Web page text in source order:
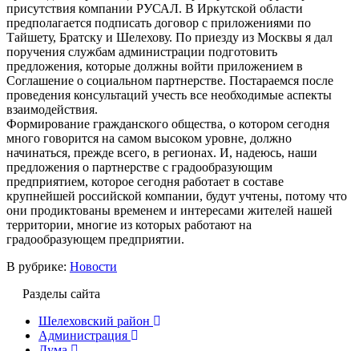
присутствия компании РУСАЛ. В Иркутской области
предполагается подписать договор с приложениями по
Тайшету, Братску и Шелехову. По приезду из Москвы я дал
поручения службам администрации подготовить
предложения, которые должны войти приложением в
Соглашение о социальном партнерстве. Постараемся после
проведения консультаций учесть все необходимые аспекты
взаимодействия.
Формирование гражданского общества, о котором сегодня
много говорится на самом высоком уровне, должно
начинаться, прежде всего, в регионах. И, надеюсь, наши
предложения о партнерстве с градообразующим
предприятием, которое сегодня работает в составе
крупнейшей российской компании, будут учтены, потому что
они продиктованы временем и интересами жителей нашей
территории, многие из которых работают на
градообразующем предприятии.
В рубрике: Новости
Разделы сайта
Шелеховский район
Администрация